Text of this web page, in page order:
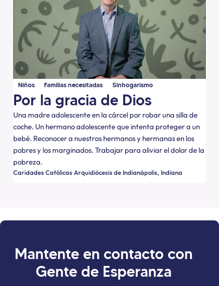
Niños Familias necesitadas Sinhogarismo
Por la gracia de Dios
Una madre adolescente en la cárcel por robar una silla de
coche. Un hermano adolescente que intenta proteger a un
bebé. Reconocer a nuestros hermanos y hermanas en los
pobres y los marginados. Trabajar para aliviar el dolor de la
pobreza.
Caridades Católicas Arquidiócesis de Indianápolis Indiana
Mantente en contacto con
Gente de Esperanza